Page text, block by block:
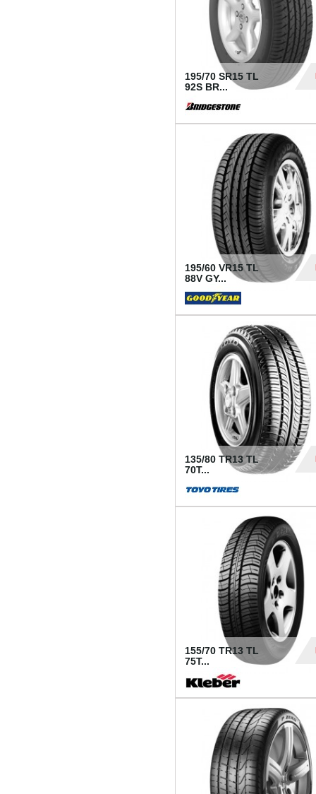
195/70 SR15 TL
92S BR...
195/60 VR15 TL
88V GY...
135/80 TR13 TL
70T...
155/70 TR13 TL
75T...